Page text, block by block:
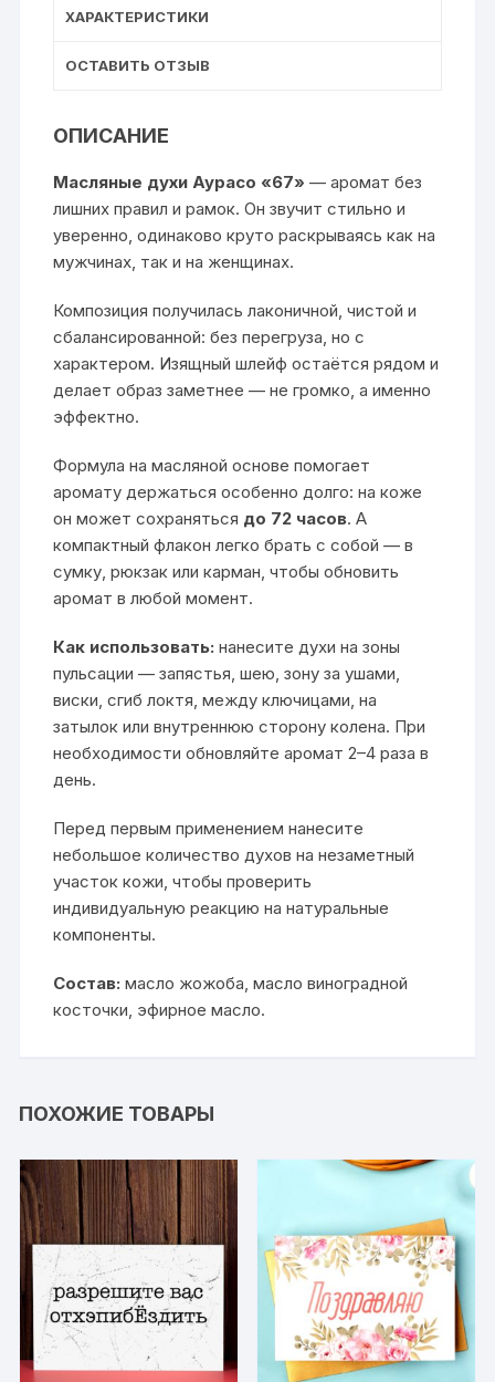
ХАРАКТЕРИСТИКИ
ОСТАВИТЬ ОТЗЫВ
ОПИСАНИЕ
Масляные духи Аурасо «67» — аромат без
лишних правил и рамок. Он звучит стильно и
уверенно, одинаково круто раскрываясь как на
мужчинах, так и на женщинах.
Композиция получилась лаконичной, чистой и
сбалансированной: без перегруза, но с
характером. Изящный шлейф остаётся рядом и
делает образ заметнее — не громко, а именно
эффектно.
Формула на масляной основе помогает
аромату держаться особенно долго: на коже
он может сохраняться до 72 часов. А
компактный флакон легко брать с собой — в
сумку, рюкзак или карман, чтобы обновить
аромат в любой момент.
Как использовать: нанесите духи на зоны
пульсации — запястья, шею, зону за ушами,
виски, сгиб локтя, между ключицами, на
затылок или внутреннюю сторону колена. При
необходимости обновляйте аромат 2–4 раза в
день.
Перед первым применением нанесите
небольшое количество духов на незаметный
участок кожи, чтобы проверить
индивидуальную реакцию на натуральные
компоненты.
Состав: масло жожоба, масло виноградной
косточки, эфирное масло.
ПОХОЖИЕ ТОВАРЫ